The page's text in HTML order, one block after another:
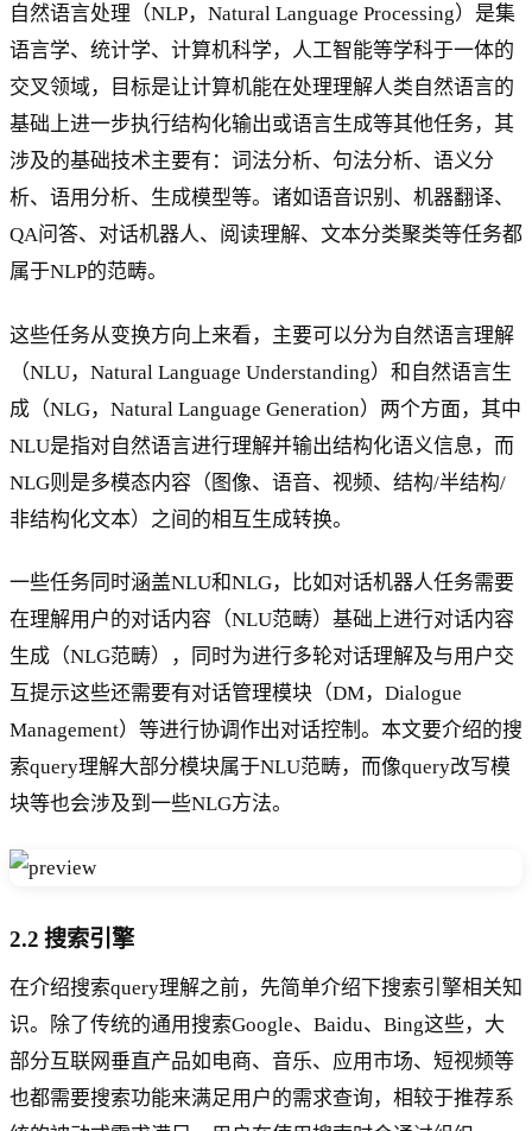
自然语言处理（NLP，Natural Language Processing）是集
语言学、统计学、计算机科学，人工智能等学科于一体的
交叉领域，目标是让计算机能在处理理解人类自然语言的
基础上进一步执行结构化输出或语言生成等其他任务，其
涉及的基础技术主要有：词法分析、句法分析、语义分
析、语用分析、生成模型等。诸如语音识别、机器翻译、
QA问答、对话机器人、阅读理解、文本分类聚类等任务都
属于NLP的范畴。
这些任务从变换方向上来看，主要可以分为自然语言理解
（NLU，Natural Language Understanding）和自然语言生
成（NLG，Natural Language Generation）两个方面，其中
NLU是指对自然语言进行理解并输出结构化语义信息，而
NLG则是多模态内容（图像、语音、视频、结构/半结构/
非结构化文本）之间的相互生成转换。
一些任务同时涵盖NLU和NLG，比如对话机器人任务需要
在理解用户的对话内容（NLU范畴）基础上进行对话内容
生成（NLG范畴），同时为进行多轮对话理解及与用户交
互提示这些还需要有对话管理模块（DM，Dialogue
Management）等进行协调作出对话控制。本文要介绍的搜
索query理解大部分模块属于NLU范畴，而像query改写模
块等也会涉及到一些NLG方法。
2.2 搜索引擎
在介绍搜索query理解之前，先简单介绍下搜索引擎相关知
识。除了传统的通用搜索Google、Baidu、Bing这些，大
部分互联网垂直产品如电商、音乐、应用市场、短视频等
也都需要搜索功能来满足用户的需求查询，相较于推荐系